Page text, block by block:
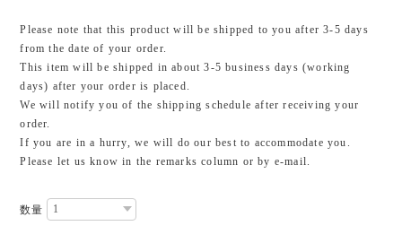
Please note that this product will be shipped to you after 3-5 days
from the date of your order.
This item will be shipped in about 3-5 business days (working
days) after your order is placed.
We will notify you of the shipping schedule after receiving your
order.
If you are in a hurry, we will do our best to accommodate you.
Please let us know in the remarks column or by e-mail.
数量